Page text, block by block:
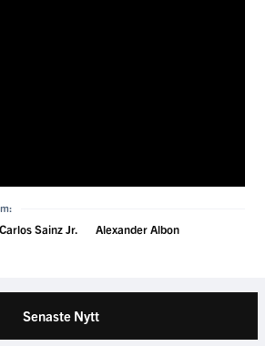
Carlos Sainz Jr. Alexander Albon
Senaste Nytt